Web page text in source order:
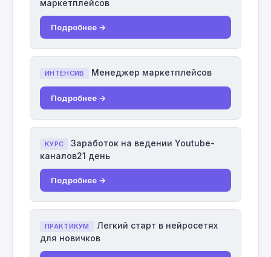
маркетплейсов
Подробнее →
ИНТЕНСИВ Менеджер маркетплейсов
Подробнее →
КУРС
Заработок на ведении Youtube-
каналов21 день
Подробнее →
ПРАКТИКУМ
Легкий старт в нейросетях
для новичков